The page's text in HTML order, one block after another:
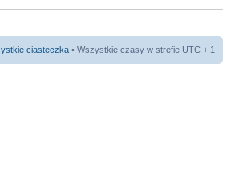
ciasteczka • Wszystkie czasy w strefie UTC + 1